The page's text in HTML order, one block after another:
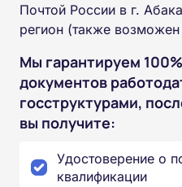
Почтой России в г.
регион (также
Мы гарантируем
документов
госструктурами,
вы получите:
Удостоверение о
квалификации